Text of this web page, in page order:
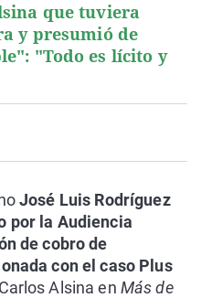
que tuviera
y presumió de
"Todo es lícito y
José Luis Rodríguez
por la Audiencia
de cobro de
con el caso Plus
Alsina en Más de